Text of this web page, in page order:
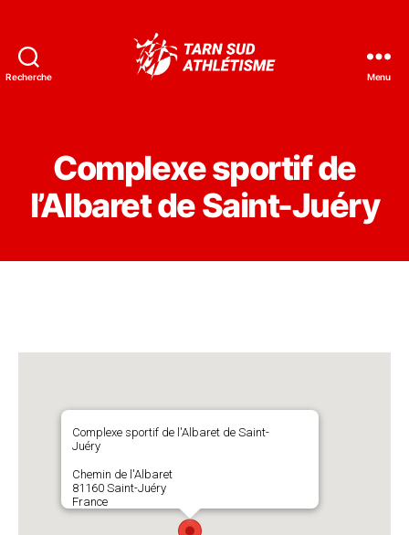
Recherche Menu
Complexe sportif de
l’Albaret de Saint-Juéry
Complexe sportif de l'Albaret de Saint-
Juéry
Chemin de l'Albaret
81160 Saint-Juéry
France